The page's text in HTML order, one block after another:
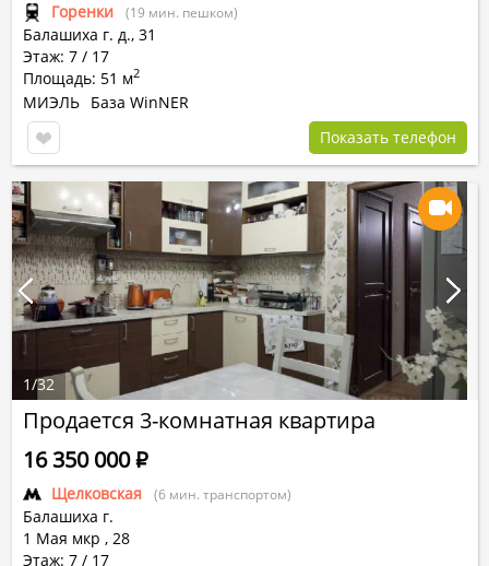
Горенки (19 мин. пешком)
Балашиха г. д., 31
Этаж: 7 / 17
Площадь: 51 м2
МИЭЛЬ База WinNER
Показать телефон
Продается 3-комнатная квартира
Щелковская (6 мин. транспортом)
Балашиха г.
1 Мая мкр , 28
Этаж: 7 / 17
16 350 000Р
1/32